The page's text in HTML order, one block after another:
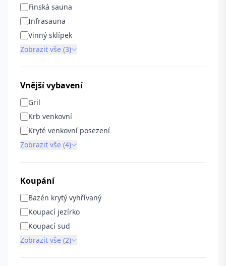
Finská sauna
Infrasauna
Vinný sklípek
Zobrazit vše (3)
Vnější vybavení
Gril
Krb venkovní
Kryté venkovní posezení
Zobrazit vše (4)
Koupání
Bazén krytý vyhřívaný
Koupací jezírko
Koupací sud
Zobrazit vše (2)